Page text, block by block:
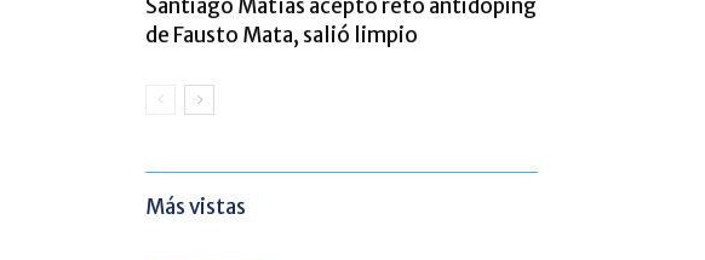
Santiago Matías aceptó reto antidoping
de Fausto Mata, salió limpio
Más vistas